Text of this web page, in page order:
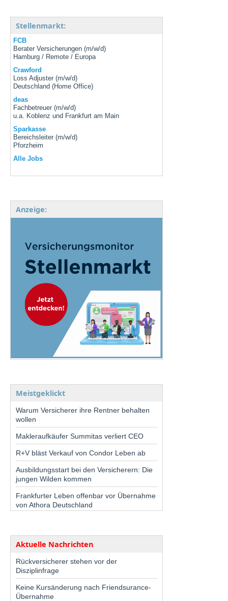
Stellenmarkt:
FCB
Berater Versicherungen (m/w/d)
Hamburg / Remote / Europa
Crawford
Loss Adjuster (m/w/d)
Deutschland (Home Office)
deas
Fachbetreuer (m/w/d)
u.a. Koblenz und Frankfurt am Main
Sparkasse
Bereichsleiter (m/w/d)
Pforzheim
Alle Jobs
Anzeige:
Meistgeklickt
Warum Versicherer ihre Rentner behalten
wollen
Makleraufkäufer Summitas verliert CEO
R+V bläst Verkauf von Condor Leben ab
Ausbildungsstart bei den Versicherern: Die
jungen Wilden kommen
Frankfurter Leben offenbar vor Übernahme
von Athora Deutschland
Aktuelle Nachrichten
Rückversicherer stehen vor der
Disziplinfrage
Keine Kursänderung nach Friendsurance-
Übernahme